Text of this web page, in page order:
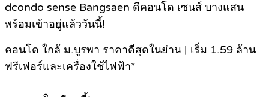
dcondo sense Bangsaen ดีคอนโด เซนส์ บางแสน
พร้อมเข้าอยู่แล้ววันนี้!
คอนโด ใกล้ ม.บูรพา ราคาดีสุดในย่าน | เริ่ม 1.59 ล้าน
ฟรีเฟอร์และเครื่องใช้ไฟฟ้า*